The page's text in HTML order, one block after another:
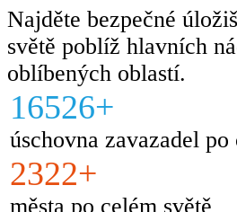
Najděte bezpečné
světě poblíž hlavních
oblíbených oblastí.
16526+
úschovna zavazadel po
2322+
města po celém světě